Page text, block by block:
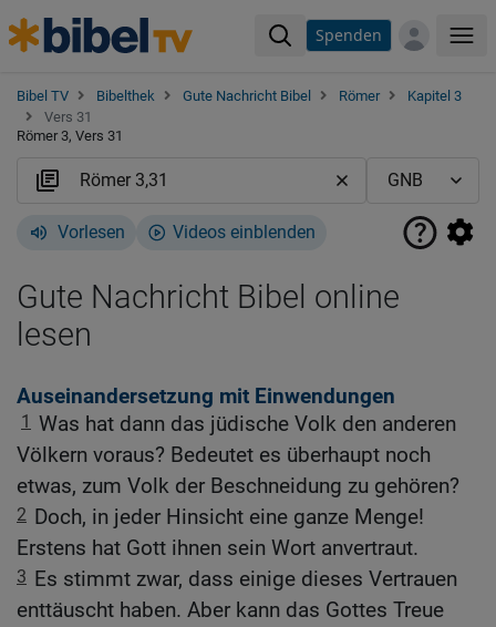
Spenden
Bibel TV Bibelthek Gute Nachricht Bibel Römer
Kapitel 3
Vers 31
Römer 3, Vers 31
Vorlesen Videos einblenden
Gute Nachricht Bibel online
lesen
Auseinandersetzung mit Einwendungen
1 Was hat dann das jüdische Volk den anderen
Völkern voraus? Bedeutet es überhaupt noch
etwas, zum Volk der Beschneidung zu gehören?
2 Doch, in jeder Hinsicht eine ganze Menge!
Erstens hat Gott ihnen sein Wort anvertraut.
3 Es stimmt zwar, dass einige dieses Vertrauen
enttäuscht haben. Aber kann das Gottes Treue